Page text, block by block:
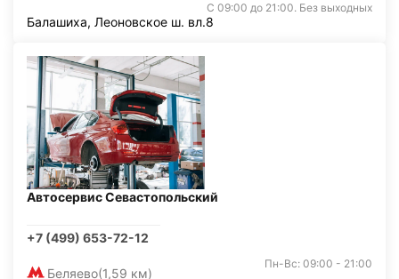
С 09:00 до 21:00. Без выходных
Балашиха, Леоновское ш. вл.8
Автосервис Севастопольский
+7 (499) 653-72-12
Беляево(1,59 км)
Пн-Вс: 09:00 - 21:00